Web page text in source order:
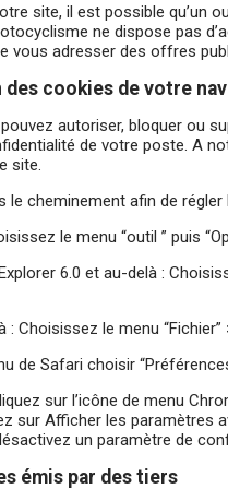
site, il est possible qu’un
ne dispose pas
vous adresser des offres
des cookies de votre
autoriser, bloquer ou
de votre poste. A
site.
cheminement afin de
le menu “outil ” puis
6.0 et au-delà :
: Choisissez le menu
de Safari choisir
sur l’icône de menu
sur Afficher les
un paramètre de
émis par des tiers